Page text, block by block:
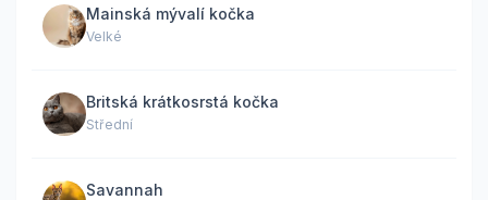
Mainská mývalí kočka
Velké
Britská krátkosrstá kočka
Střední
Savannah